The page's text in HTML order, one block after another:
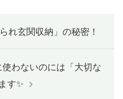
れ玄関収納」の秘密！
わないのには「大切な
す✨